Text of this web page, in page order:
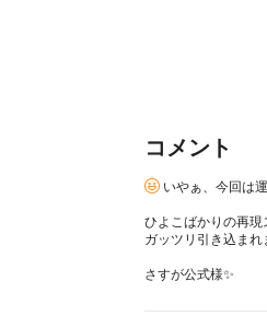
コメント
いやぁ、今回は
ひよこばかりの再
ガッツリ引き込まれ
さすが公式様✨